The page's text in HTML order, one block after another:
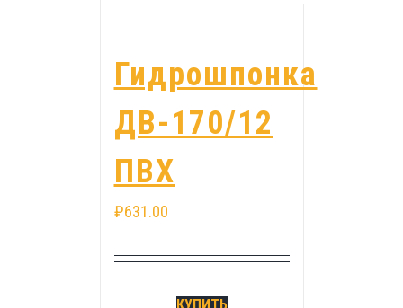
Гидрошпонка
ДВ-170/12
ПВХ
₽631.00